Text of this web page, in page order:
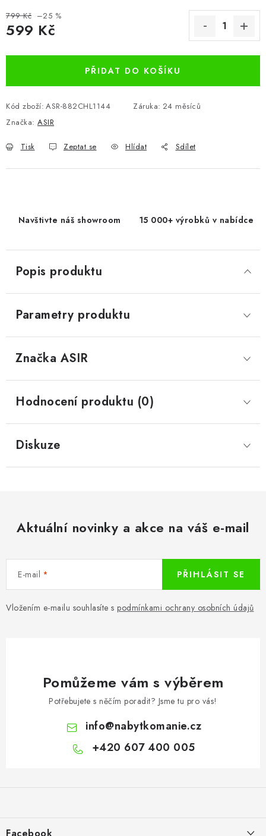
799 Kč –25 %
599 Kč
PŘIDAT DO KOŠÍKU
Kód zboží: ASR-882CHL1144 Záruka: 24 měsíců
Značka: ASIR
Tisk Zeptat se Hlídat Sdílet
Navštivte náš showroom 15 000+ výrobků v nabídce
Popis produktu
Parametry produktu
Značka ASIR
Hodnocení produktu (0)
Diskuze
Aktuální novinky a akce na váš e-mail
E-mail
Vložením e-mailu souhlasíte s podmínkami ochrany osobních údajů
PŘIHLÁSIT SE
Pomůžeme vám s výběrem
Potřebujete s něčím poradit? Jsme tu pro vás!
info@nabytkomanie.cz
+420 607 400 005
aFacebook